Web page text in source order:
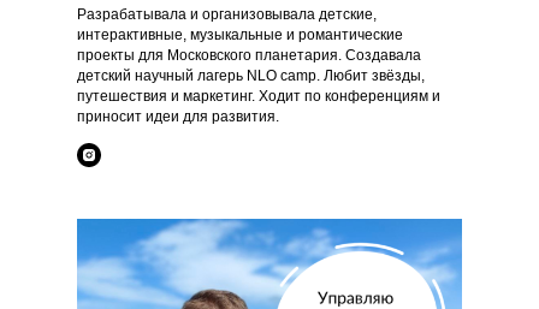
Разрабатывала и организовывала детские,
интерактивные, музыкальные и романтические
проекты для Московского планетария. Создавала
детский научный лагерь NLO camp. Любит звёзды,
путешествия и маркетинг. Ходит по конференциям и
приносит идеи для развития.